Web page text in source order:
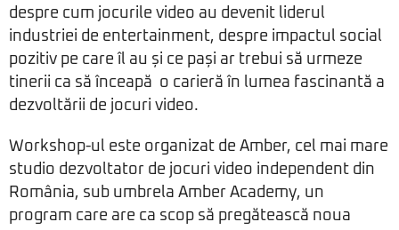
despre cum jocurile video au devenit liderul
industriei de entertainment, despre impactul social
pozitiv pe care îl au și ce pași ar trebui să urmeze
tinerii ca să înceapă o carieră în lumea fascinantă a
dezvoltării de jocuri video.
Workshop-ul este organizat de Amber, cel mai mare
studio dezvoltator de jocuri video independent din
România, sub umbrela Amber Academy, un
program care are ca scop să pregătească noua